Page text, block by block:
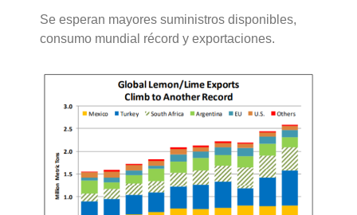
Se esperan mayores suministros disponibles,
consumo mundial récord y exportaciones.